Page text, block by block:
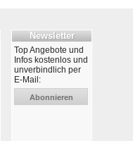
Newsletter
Top Angebote und
Infos kostenlos und
unverbindlich per
E-Mail:
Abonnieren